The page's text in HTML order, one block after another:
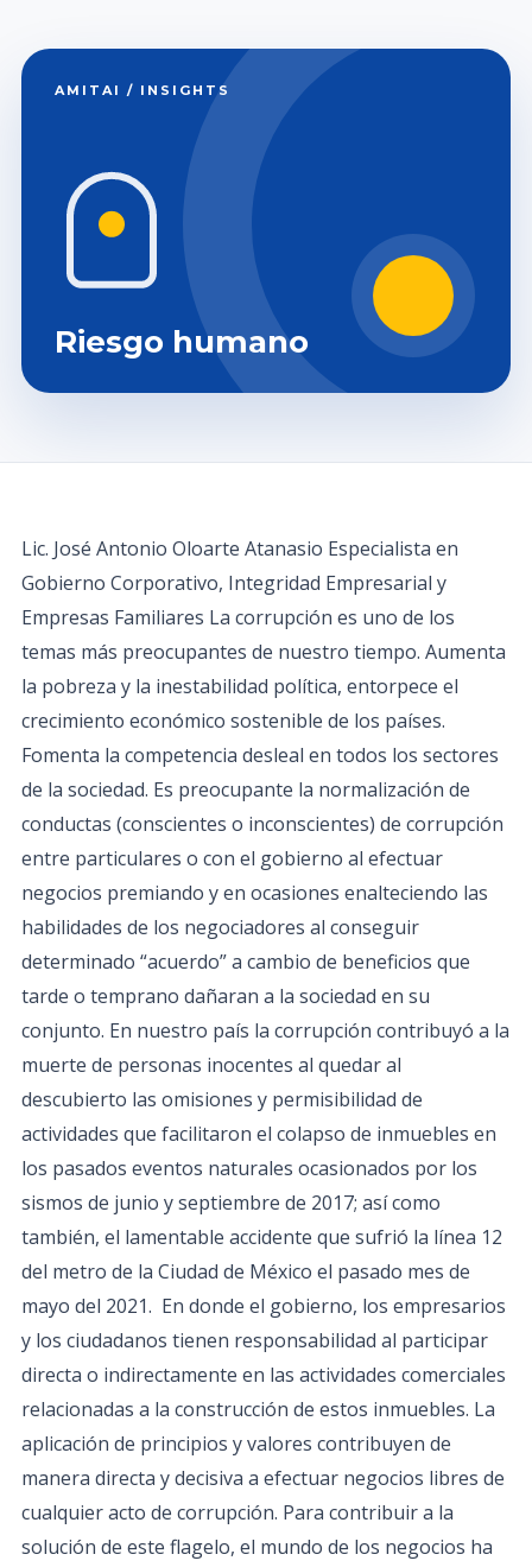
AMITAI / INSIGHTS
Riesgo humano
Lic. José Antonio Oloarte Atanasio Especialista en
Gobierno Corporativo, Integridad Empresarial y
Empresas Familiares La corrupción es uno de los
temas más preocupantes de nuestro tiempo. Aumenta
la pobreza y la inestabilidad política, entorpece el
crecimiento económico sostenible de los países.
Fomenta la competencia desleal en todos los sectores
de la sociedad. Es preocupante la normalización de
conductas (conscientes o inconscientes) de corrupción
entre particulares o con el gobierno al efectuar
negocios premiando y en ocasiones enalteciendo las
habilidades de los negociadores al conseguir
determinado “acuerdo” a cambio de beneficios que
tarde o temprano dañaran a la sociedad en su
conjunto. En nuestro país la corrupción contribuyó a la
muerte de personas inocentes al quedar al
descubierto las omisiones y permisibilidad de
actividades que facilitaron el colapso de inmuebles en
los pasados eventos naturales ocasionados por los
sismos de junio y septiembre de 2017; así como
también, el lamentable accidente que sufrió la línea 12
del metro de la Ciudad de México el pasado mes de
mayo del 2021. En donde el gobierno, los empresarios
y los ciudadanos tienen responsabilidad al participar
directa o indirectamente en las actividades comerciales
relacionadas a la construcción de estos inmuebles. La
aplicación de principios y valores contribuyen de
manera directa y decisiva a efectuar negocios libres de
cualquier acto de corrupción. Para contribuir a la
solución de este flagelo, el mundo de los negocios ha